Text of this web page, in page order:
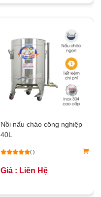
Nồi nấu cháo công nghiệp
40L
( )
Giá : Liên Hệ